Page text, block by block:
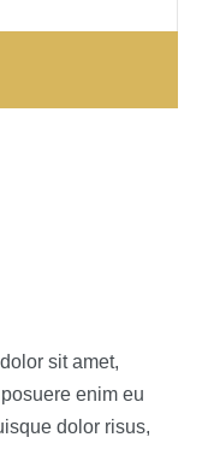
sit amet,
enim eu
dolor risus,